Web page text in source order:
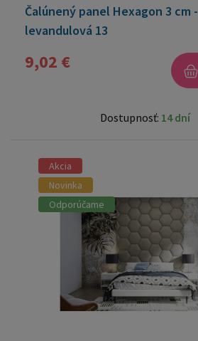
Čalúnený panel Hexagon 3 cm -
levandulová 13
9,02 €
Dostupnosť: 14 dní
Akcia
Novinka
Odporúčame